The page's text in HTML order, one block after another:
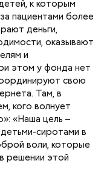
к которым
пациентами более
деньги,
оказывают
и
этом у фонда нет
свою
Там, в
кого волнует
«Наша цель –
сиротами в
воли, которые
решении этой